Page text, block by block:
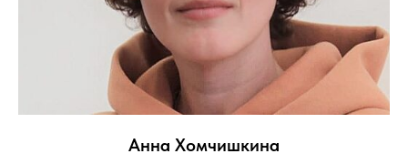
Анна Хомчишкина